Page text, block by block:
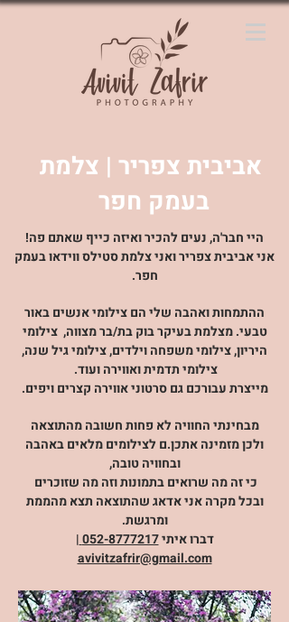
אביבית צפריר | צלמת
בעמק חפר
היי חבר'ה, נעים להכיר ואיזה כייף שאתם פה!
אני אביבית צפריר ואני צלמת סטילס ווידאו בעמק
חפר.
ההתמחות ואהבה שלי הם צילומי אנשים באור
טבעי. מצלמת בעיקרבוק בת/בר מצווה, צילומי
היריון, צילומי משפחה וילדים, צילומי גיל שנה,
צילומי תדמית ואווירה ועוד.
מייצרת עבורכם גם סרטוני אווירה קצרים ויפים.
מבחינתי החוויה לא פחות חשובה מהתוצאה
ולכןמזמינה אתכן.ם לצילומים מלאים באהבה
ובחוויה טובה,
כי זה מה שרואים בתמונות וזה מה שזוכרים
ובכל מקרה אני אדאג שהתוצאה תצא מהממת
ומרגשת.
דברו איתי052-8777217
|
avivitzafrir@gmail.com